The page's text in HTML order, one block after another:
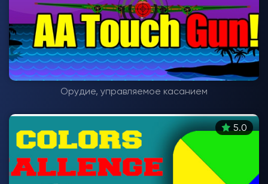
Орудие, управляемое касанием
5.0